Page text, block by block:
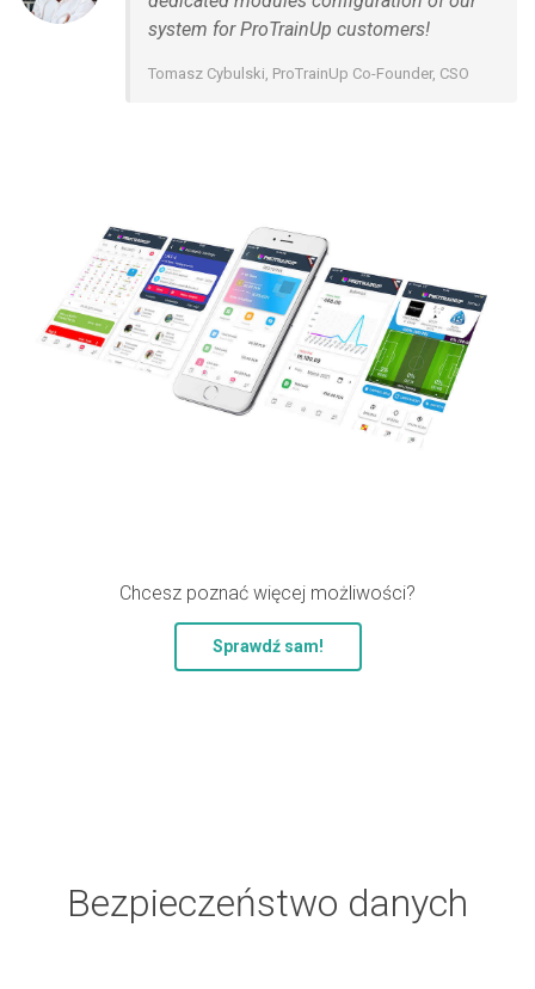
system for ProTrainUp customers!
Tomasz Cybulski, ProTrainUp Co-Founder, CSO
Chcesz poznać więcej możliwości?
Sprawdź sam!
Bezpieczeństwo danych